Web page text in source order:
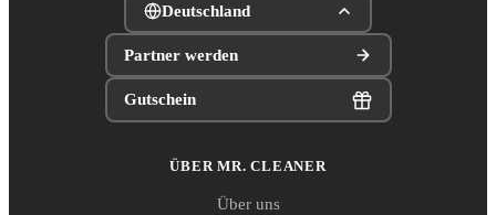
Deutschland
Partner werden
Gutschein
ÜBER MR. CLEANER
Über uns